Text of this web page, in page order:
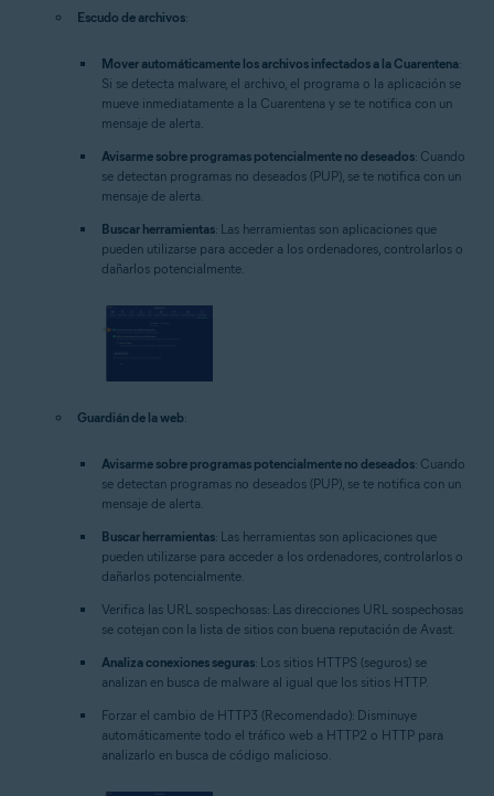
Escudo de archivos:
Mover automáticamente los archivos infectados a la Cuarentena:
Si se detecta malware, el archivo, el programa o la aplicación se
mueve inmediatamente a la Cuarentena y se te notifica con un
mensaje de alerta.
Avisarme sobre programas potencialmente no deseados: Cuando
se detectan programas no deseados (PUP), se te notifica con un
mensaje de alerta.
Buscar herramientas: Las herramientas son aplicaciones que
pueden utilizarse para acceder a los ordenadores, controlarlos o
dañarlos potencialmente.
Guardián de la web:
Avisarme sobre programas potencialmente no deseados: Cuando
se detectan programas no deseados (PUP), se te notifica con un
mensaje de alerta.
Buscar herramientas: Las herramientas son aplicaciones que
pueden utilizarse para acceder a los ordenadores, controlarlos o
dañarlos potencialmente.
Verifica las URL sospechosas: Las direcciones URL sospechosas
se cotejan con la lista de sitios con buena reputación de Avast.
Analiza conexiones seguras: Los sitios HTTPS (seguros) se
analizan en busca de malware al igual que los sitios HTTP.
Forzar el cambio de HTTP3 (Recomendado): Disminuye
automáticamente todo el tráfico web a HTTP2 o HTTP para
analizarlo en busca de código malicioso.